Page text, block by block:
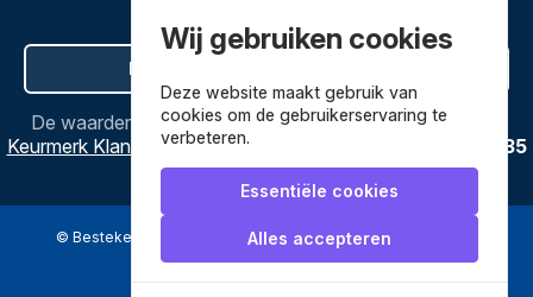
Hier de overeenkomst ontbinden
De waardering vanBestekenpannen.nlbijWebwinkel
Keurmerk Klantbeoordelingen
3635
reviews.
© Bestekenpannen.nl 2026 een webshop van
Wij gebruiken cookies
Deze website maakt gebruik van
cookies om de gebruikerservaring te
verbeteren.
Essentiële cookies
Alles accepteren